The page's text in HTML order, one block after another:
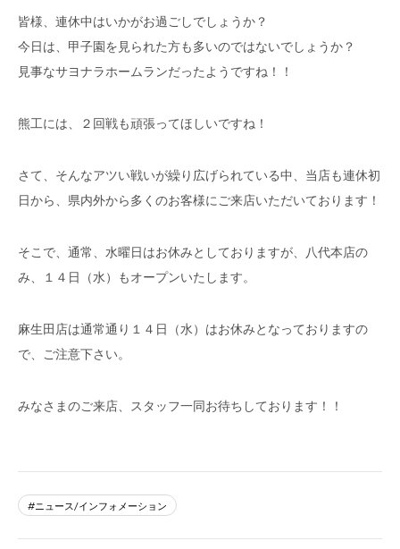
皆様、連休中はいかがお過ごしでしょうか？
今日は、甲子園を見られた方も多いのではないでしょうか？
見事なサヨナラホームランだったようですね！！
熊工には、２回戦も頑張ってほしいですね！
さて、そんなアツい戦いが繰り広げられている中、当店も連休初
日から、県内外から多くのお客様にご来店いただいております！
そこで、通常、水曜日はお休みとしておりますが、八代本店の
み、１４日（水）もオープンいたします。
麻生田店は通常通り１４日（水）はお休みとなっておりますの
で、ご注意下さい。
みなさまのご来店、スタッフ一同お待ちしております！！
ニュース/インフォメーション